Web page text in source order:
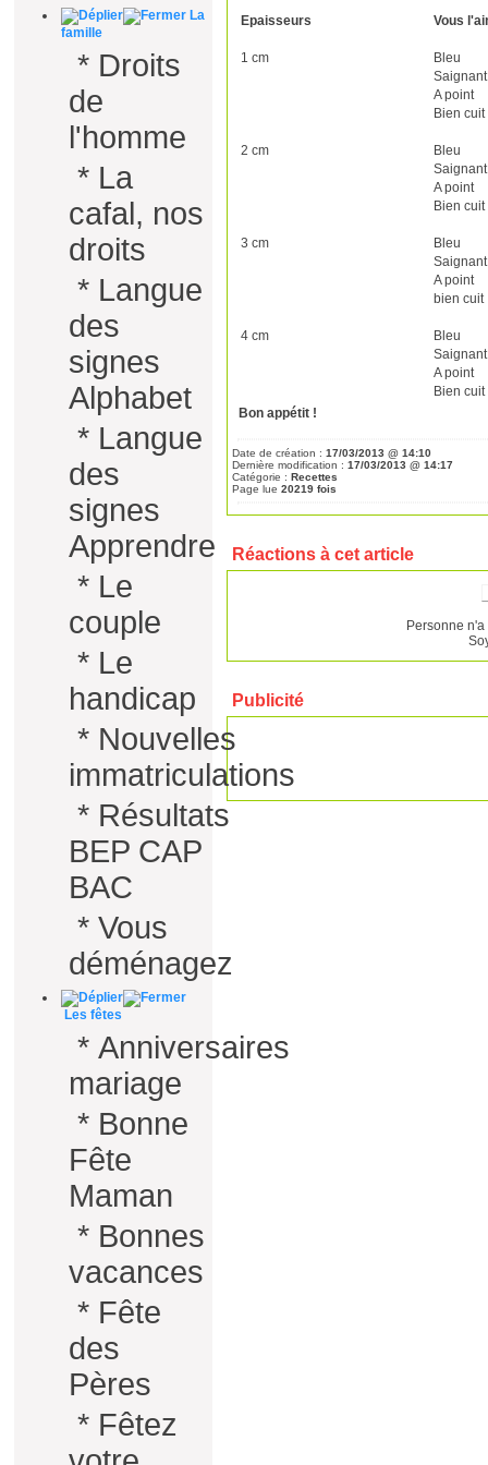
La
famille
* Droits
de
l'homme
* La
cafal, nos
droits
* Langue
des
signes
Alphabet
* Langue
des
signes
Apprendre
* Le
couple
* Le
handicap
* Nouvelles
immatriculations
* Résultats
BEP CAP
BAC
* Vous
déménagez
Les fêtes
* Anniversaires
mariage
* Bonne
Fête
Maman
* Bonnes
vacances
* Fête
des
Pères
* Fêtez
Epaisseurs Vous
1 cm
Bleu
Saignant
A point
Bien cuit
2 cm
Bleu
Saignant
A point
Bien cuit
3 cm
Bleu
Saignant
A point
bien cuit
4 cm
Bleu
Saignant
A point
Bien cuit
Bon appétit !
Date de création : 17/03/2013 @ 14:10
Dernière modification : 17/03/2013 @ 14:17
Catégorie : Recettes
Page lue 20219 fois
Réactions à cet article
Personne
Publicité